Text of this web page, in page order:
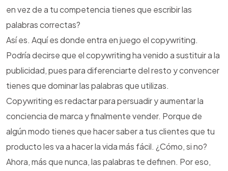
en vez de a tu competencia tienes que escribir las
palabras correctas?
Así es. Aquí es donde entra en juego el copywriting.
Podría decirse que el copywriting ha venido a sustituir a la
publicidad, pues para diferenciarte del resto y convencer
tienes que dominar las palabras que utilizas.
Copywriting es redactar para persuadir y aumentar la
conciencia de marca y finalmente vender. Porque de
algún modo tienes que hacer saber a tus clientes que tu
producto les va a hacer la vida más fácil. ¿Cómo, si no?
Ahora, más que nunca, las palabras te definen. Por eso,